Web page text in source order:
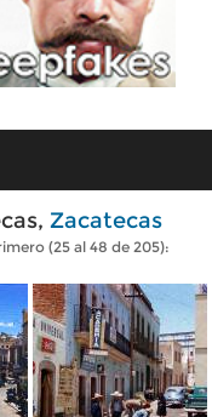
Zacatecas
(25 al 48 de 205):